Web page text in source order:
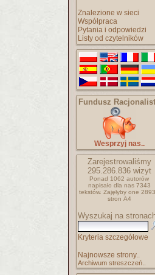
Znalezione w sieci
Współpraca
Pytania i odpowiedzi
Listy od czytelników
Fundusz
Wesprzyj nas..
Zarejestrowaliśmy
295.286.836wizyt
Ponad 1062 autorów
napisało dla nas 7343
tekstów. Zajęłyby one
stron A4
Wyszukaj na
Kryteria szczegółowe
Najnowsze strony..
Archiwum streszczeń..